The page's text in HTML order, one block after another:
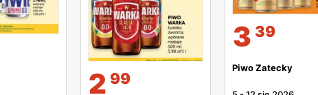
2 99
3 39
Piwo Zatecky